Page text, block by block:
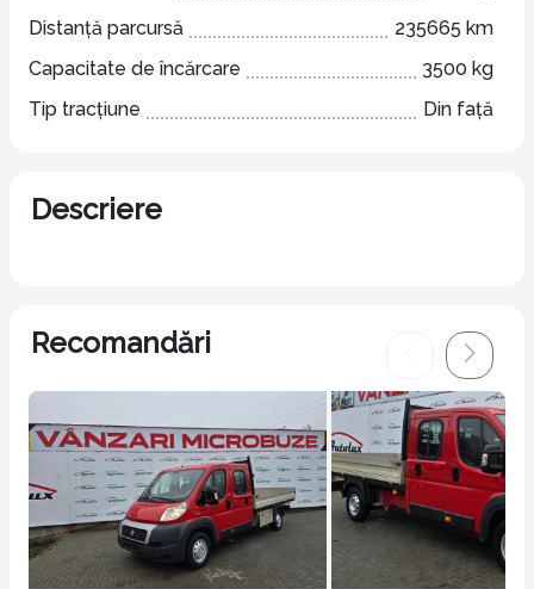
Distanță parcursă
235665 km
Capacitate de încărcare
3500 kg
Tip tracțiune
Din față
Descriere
Recomandări